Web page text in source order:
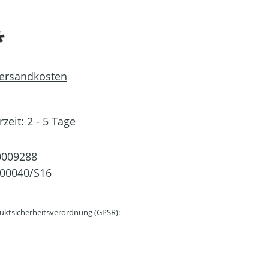
2 - 5 Tage
S16
(GPSR):